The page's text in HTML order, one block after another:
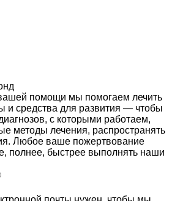
помощи мы помогаем лечить
и средства для развития — чтобы
с которыми работаем,
методы лечения, распространять
Любое ваше пожертвование
полнее, быстрее выполнять наши